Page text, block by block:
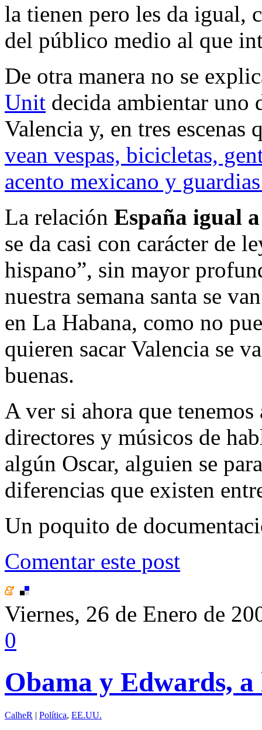
la tienen pero les da igual,
del público medio al que
De otra manera no se
Unit decida ambientar uno
Valencia y, en tres
vean vespas, bicicletas,
acento mexicano y
La relación España igual
se da casi con carácter de
hispano”, sin mayor
nuestra semana santa se
en La Habana, como no
quieren sacar Valencia se
buenas.
A ver si ahora que
directores y músicos de
algún Oscar, alguien se
diferencias que existen
Un poquito de
Comentar este post
Viernes, 26 de Enero de
0
Obama y Edwards,
CalheR | Política, EE.UU.